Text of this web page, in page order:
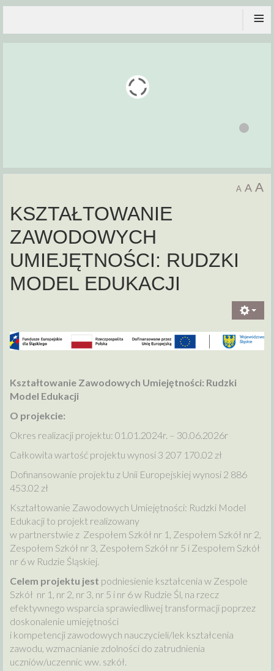
≡
A A A
KSZTAŁTOWANIE
ZAWODOWYCH
UMIEJĘTNOŚCI: RUDZKI
MODEL EDUKACJI
Kształtowanie Zawodowych Umiejętności: Rudzki
Model Edukacji
O projekcie:
Okres realizacji projektu: 01.01.2024r. – 30.06.2026r
Całkowita wartość projektu wynosi 3 207 170.02 zł
Dofinansowanie projektu z Unii Europejskiej wynosi 2 886
453.02 zł
Kształtowanie Zawodowych Umiejętności: Rudzki Model
Edukacji to projekt realizowany
w partnerstwie z Zespołem Szkół nr 1, Zespołem Szkół nr 2,
Zespołem Szkół nr 3, Zespołem Szkół nr 5 i Zespołem Szkół
nr 6 w Rudzie Śląskiej.
Celem projektu jest podniesienie kształcenia w Zespole
Szkół nr 1, nr 2, nr 3, nr 5 i nr 6 w Rudzie Śl, na rzecz
efektywnego wsparcia sprawiedliwej transformacji poprzez
doskonalenie umiejętności
i kompetencji zawodowych nauczycieli/lek kształcenia
zawodu, wzmacnianie zdolności do zatrudnienia
uczniów/uczennic ww. szkół.